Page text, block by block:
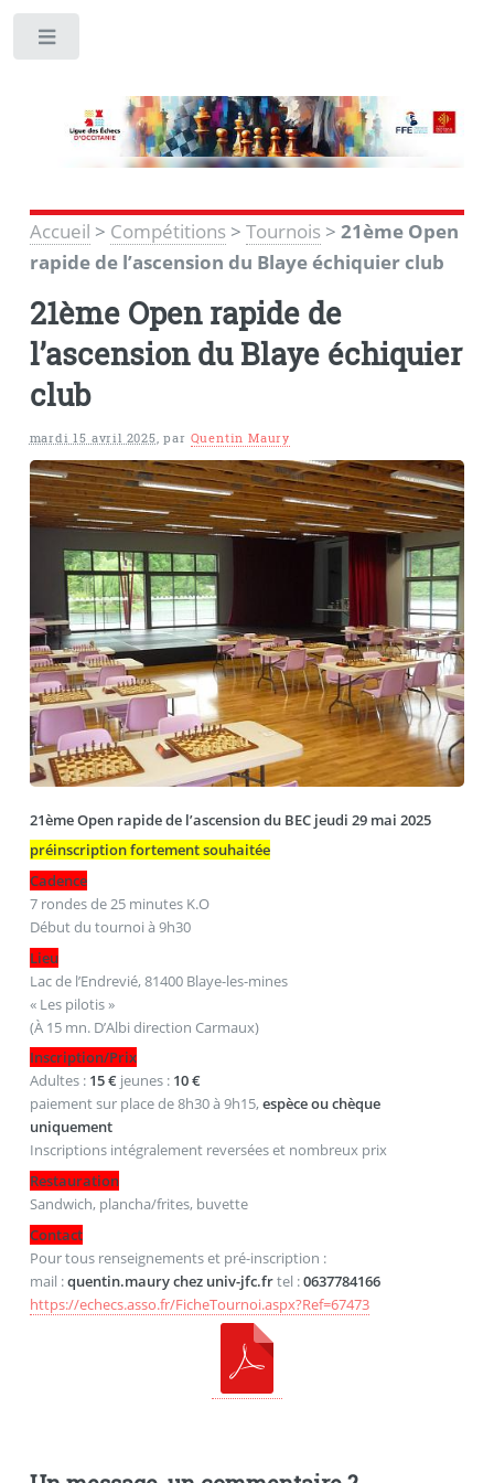
Accueil > Compétitions> Tournois> 21ème Open
rapide de l’ascension du Blaye échiquier club
21ème Open rapide de
l’ascension du Blaye échiquier
club
mardi 15 avril 2025,par Quentin Maury
21ème Open rapide de l’ascension du BEC jeudi 29 mai 2025
préinscription fortement souhaitée
Cadence
7 rondes de 25 minutes K.O
Début du tournoi à 9h30
Lieu
Lac de l’Endrevié, 81400 Blaye-les-mines
« Les pilotis »
(À 15 mn. D’Albi direction Carmaux)
Inscription/Prix
Adultes : 15 €jeunes : 10 €
paiement sur place de 8h30 à 9h15, espèce ou chèque
uniquement
Inscriptions intégralement reversées et nombreux prix
Restauration
Sandwich, plancha/frites, buvette
Contact
Pour tous renseignements et pré-inscription :
mail :quentin.maurychez univ-jfc.frtel :0637784166
https://echecs.asso.fr/FicheTournoi.aspx?Ref=67473